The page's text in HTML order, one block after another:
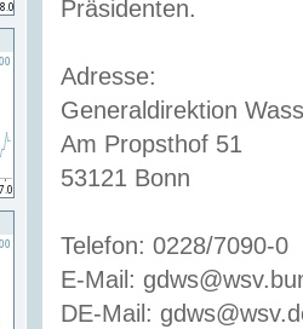
Präsidenten.
Adresse:
Generaldirektion
Am Propsthof 51
53121 Bonn
Telefon: 0228/7090-0
E-Mail:
DE-Mail: